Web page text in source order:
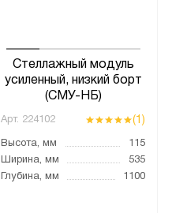
Стеллажный модуль
усиленный, низкий борт
(СМУ-НБ)
Арт. 224102 (1)
Высота, мм
115
Ширина, мм
535
Глубина, мм
1100